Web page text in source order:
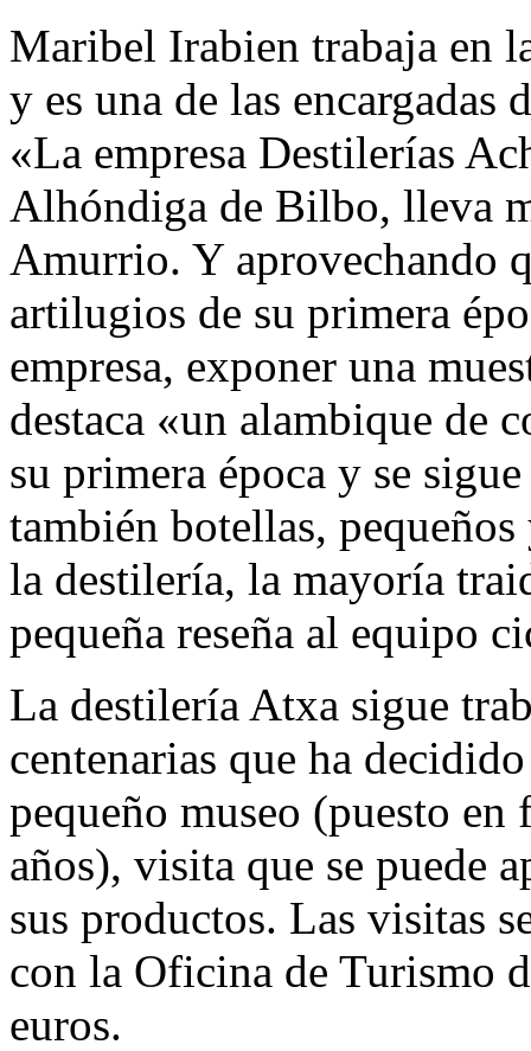
Maribel Irabien trabaja en
y es una de las
«La empresa Destilerías
Alhóndiga de Bilbo, lleva
Amurrio. Y aprovechando
artilugios de su primera
empresa, exponer una
destaca «un alambique de
su primera época y se
también botellas,
la destilería, la mayoría
pequeña reseña al equipo
La destilería Atxa sigue
centenarias que ha
pequeño museo (puesto
años), visita que se puede
sus productos. Las visitas
con la Oficina de Turismo
euros.